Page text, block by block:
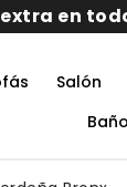
Salón
Baño